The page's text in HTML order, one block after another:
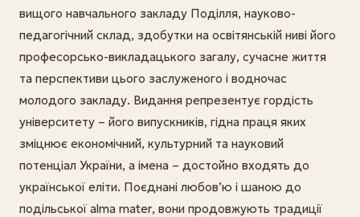
вищого навчального закладу Поділля, науково-
педагогічний склад, здобутки на освітянській ниві його
професорсько-викладацького загалу, сучасне життя
та перспективи цього заслуженого і водночас
молодого закладу. Видання репрезентує гордість
університету – його випускників, гідна праця яких
зміцнює економічний, культурний та науковий
потенціал України, а імена – достойно входять до
української еліти. Поєднані любов’ю і шаною до
подільської alma mater, вони продовжують традиції